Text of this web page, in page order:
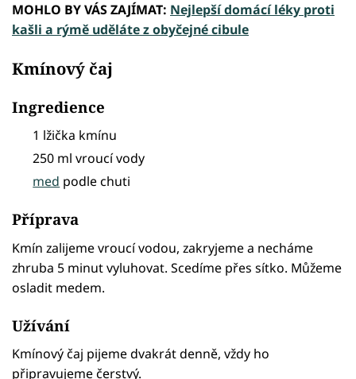
MOHLO BY VÁS ZAJÍMAT: Nejlepší domácí léky proti
kašli a rýmě uděláte z obyčejné cibule
Kmínový čaj
Ingredience
1 lžička kmínu
250 ml vroucí vody
med podle chuti
Příprava
Kmín zalijeme vroucí vodou, zakryjeme a necháme
zhruba 5 minut vyluhovat. Scedíme přes sítko. Můžeme
osladit medem.
Užívání
Kmínový čaj pijeme dvakrát denně, vždy ho
připravujeme čerstvý.